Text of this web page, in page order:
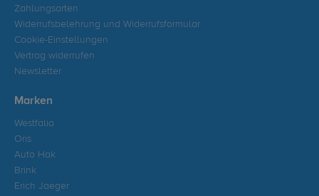
Zahlungsarten
Widerrufsbelehrung und Widerrufsformular
Cookie-Einstellungen
Vertrag widerrufen
Newsletter
Marken
Westfalia
Oris
Auto Hak
Brink
Erich Jaeger